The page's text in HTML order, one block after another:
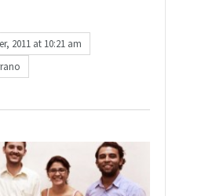
2011 at 10:21 am